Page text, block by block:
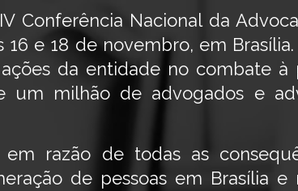
Conferência Nacional da
e 18 de novembro, em
da entidade no combate à
um milhão de advogados e
razão de todas as
de pessoas em Brasília e